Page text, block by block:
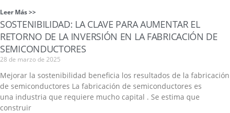
Leer Más >>
SOSTENIBILIDAD: LA CLAVE PARA AUMENTAR EL
RETORNO DE LA INVERSIÓN EN LA FABRICACIÓN DE
SEMICONDUCTORES
28 de marzo de 2025
Mejorar la sostenibilidad beneficia los resultados de la fabricación
de semiconductores La fabricación de semiconductores es
una industria que requiere mucho capital . Se estima que
construir